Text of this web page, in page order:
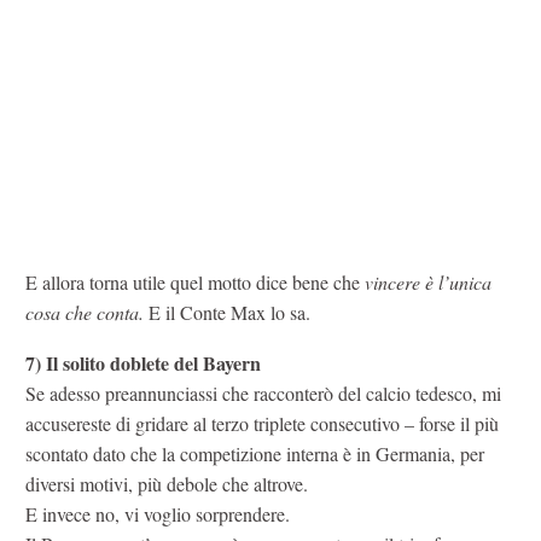
E allora torna utile quel motto dice bene chevincere è l’unica
cosa che conta. E il Conte Max lo sa.
7)Il solito doblete del Bayern
Se adesso preannunciassi che racconterò del calcio tedesco, mi
accusereste di gridare al terzo triplete consecutivo – forse il più
scontato dato che la competizione interna è in Germania, per
diversi motivi, più debole che altrove.
E invece no, vi voglio sorprendere.